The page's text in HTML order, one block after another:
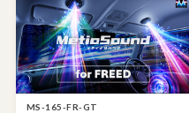
MS-165-FR-GT